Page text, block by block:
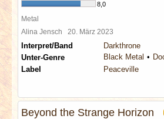
8,0
Metal
Alina Jensch 20. März 2023
Interpret/Band
Darkthrone
Unter-Genre
Black Metal
Label
Peaceville
Beyond the Strange Horizon